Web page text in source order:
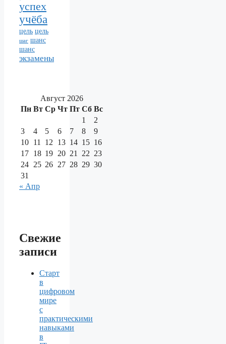
успех
учёба
цель цель
шаг шанс
шанс
экзамены
Август 2026
Пн Вт Ср Чт Пт Сб Вс
1
2
3
4 5 6 7 8
9
10 11 12 13 14 15 16
17 18 19 20 21 22 23
24 25 26 27 28 29 30
31
« Апр
Свежие
записи
Старт
в
цифровом
мире
с
практическими
навыками
в